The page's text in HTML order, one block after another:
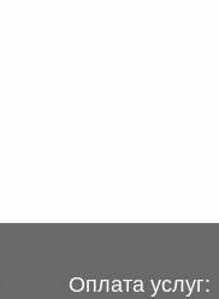
Оплата услуг: